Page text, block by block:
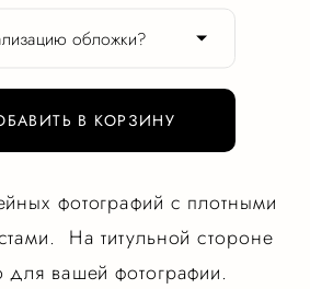
обложки?
В КОРЗИНУ
фотографий с плотными
На титульной стороне
вашей фотографии.